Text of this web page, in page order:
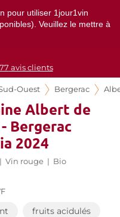
pour utiliser 1jour1vin
Veuillez le mettre à
avis clients
Ouest Bergerac
Albert de
Bergerac
2024
| Vin rouge | Bio
fruits acidulés